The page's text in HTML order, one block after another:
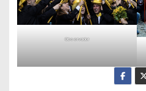
Observador